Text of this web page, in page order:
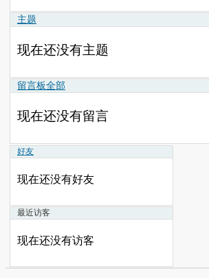
主题
现在还没有主题
留言板全部
现在还没有留言
好友
现在还没有好友
最近访客
现在还没有访客